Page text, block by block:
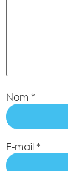
Nom *
E-mail *